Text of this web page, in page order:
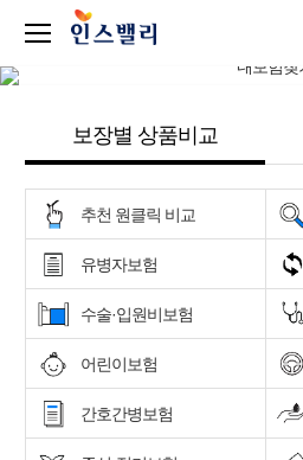
보장별 상품비교
추천 원클릭 비교
유병자보험
수술·입원비보험
어린이보험
간호간병보험